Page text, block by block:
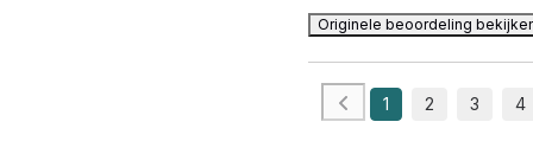
Originele beoordeling
1 2 3 4